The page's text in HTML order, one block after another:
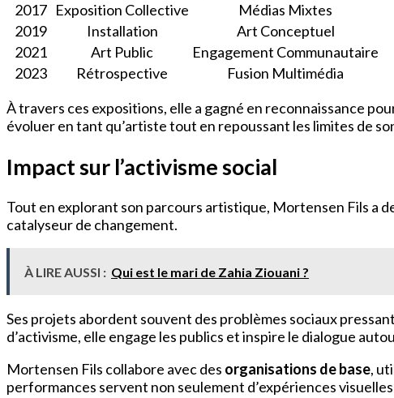
2017 Exposition Collective
Médias Mixtes
2019
Installation
Art Conceptuel
2021
Art Public
Engagement Communautaire
2023
Rétrospective
Fusion Multimédia
À travers ces expositions, elle a gagné en reconnaissance
évoluer en tant qu’artiste tout en repoussant les limites de
Impact sur l’activisme social
Tout en explorant son parcours artistique, Mortensen Fils a
catalyseur de changement.
À LIRE AUSSI : Qui est le mari de Zahia Ziouani ?
Ses projets abordent souvent des problèmes sociaux
d’activisme, elle engage les publics et inspire le dialogue
Mortensen Fils collabore avec des organisations de base,
performances servent non seulement d’expériences visuelles